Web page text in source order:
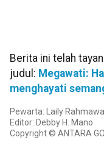
Berita ini telah
judul: Megawati:
menghayati
Pewarta: Laily
Editor: Debby H. Mano
Copyright © ANTARA